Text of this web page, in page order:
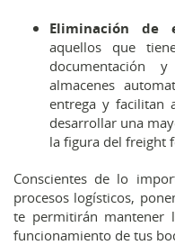
Eliminación de
aquellos que
documentación
almacenes
entrega y facilitan
desarrollar una
la figura del freight
Conscientes de lo
procesos logísticos,
te permitirán mantener
funcionamiento de tus